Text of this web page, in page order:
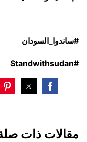
#ساندوا_السودان
#Standwithsudan
مقالات ذات